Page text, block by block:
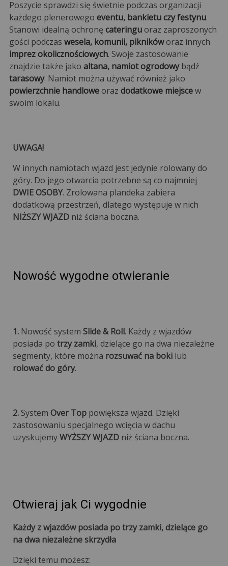
Poszycie sprawdzi się świetnie podczas organizacji
każdego plenerowego eventu, bankietu czy festynu.
Stanowi idealną ochronę cateringuoraz zaproszonych
gości podczas wesela, komunii, piknikóworaz innych
imprez okolicznościowych. Swoje zastosowanie
znajdzie także jako altana, namiot ogrodowybądź
tarasowy. Namiot można używać również jako
powierzchnie handloweoraz dodatkowe miejscew
swoim lokalu.
UWAGA!
W innych namiotach wjazd jest jedynie rolowany do
góry. Do jego otwarcia potrzebne są co najmniej
DWIE OSOBY. Zrolowana plandeka zabiera
dodatkową przestrzeń, dlatego występuje w nich
NIŻSZY WJAZD niż ściana boczna.
Nowość wygodne otwieranie
1. Nowość system Slide & Roll. Każdy z wjazdów
posiada po trzy zamki, dzielące go na dwa niezależne
segmenty, które można rozsuwać na boki lub
rolować do góry.
2. System Over Top powiększa wjazd. Dzięki
zastosowaniu specjalnego wcięcia w dachu
uzyskujemyWYŻSZY WJAZD niż ściana boczna.
Otwieraj jak Ci wygodnie
Każdy z wjazdów posiada po trzy zamki, dzielące go
na dwa niezależne skrzydła
Dzięki temu możesz: